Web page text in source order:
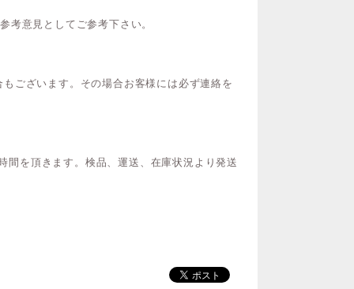
考意見としてご参考下さい。
ございます。その場合お客様には必ず連絡を
間を頂きます。検品、運送、在庫状況より発送